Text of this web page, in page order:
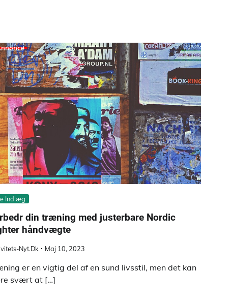
Indlæg
din træning med justerbare Nordic
håndvægte
Nyt.dk Maj 10, 2023
er en vigtig del af en sund livsstil, men det kan
svært at […]